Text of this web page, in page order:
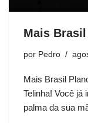
Mais Brasil
por Pedro
Mais Brasil
Telinha! Você já
palma da sua